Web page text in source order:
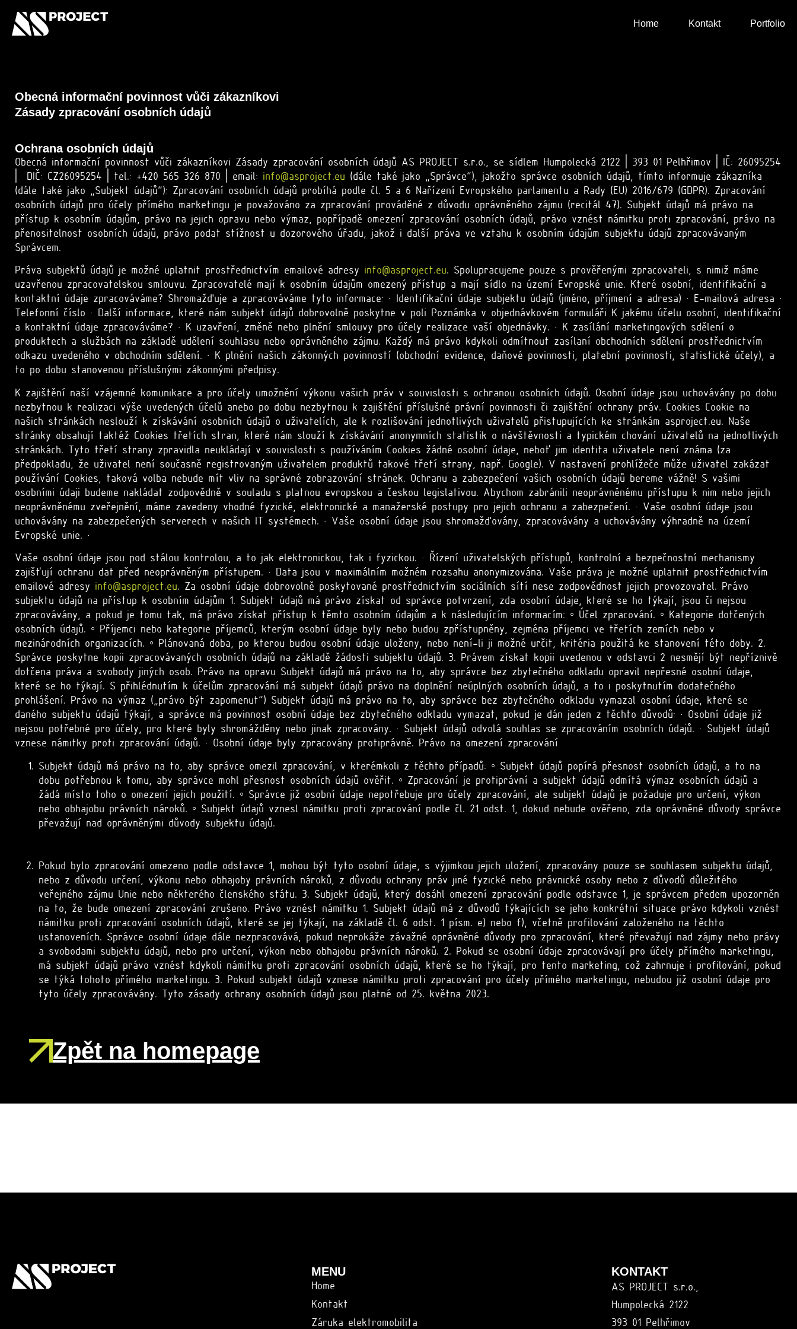
Home Kontakt Portfolio
Obecná informační povinnost vůči zákazníkovi
Zásady zpracování osobních údajů
Ochrana osobních údajů
Obecná informační povinnost vůči zákazníkovi Zásady zpracování osobních údajů AS PROJECT s.r.o., se sídlem Humpolecká 2122 | 393 01 Pelhřimov | IČ: 26095254
| DIČ: CZ26095254 | tel.: +420 565 326 870 | email: info@asproject.eu (dále také jako „Správce“), jakožto správce osobních údajů, tímto informuje zákazníka
(dále také jako „Subjekt údajů“): Zpracování osobních údajů probíhá podle čl. 5 a 6 Nařízení Evropského parlamentu a Rady (EU) 2016/679 (GDPR). Zpracování
osobních údajů pro účely přímého marketingu je považováno za zpracování prováděné z důvodu oprávněného zájmu (recitál 47). Subjekt údajů má právo na
přístup k osobním údajům, právo na jejich opravu nebo výmaz, popřípadě omezení zpracování osobních údajů, právo vznést námitku proti zpracování, právo na
přenositelnost osobních údajů, právo podat stížnost u dozorového úřadu, jakož i další práva ve vztahu k osobním údajům subjektu údajů zpracovávaným
Správcem.
Práva subjektů údajů je možné uplatnit prostřednictvím emailové adresy info@asproject.eu. Spolupracujeme pouze s prověřenými zpracovateli, s nimiž máme
uzavřenou zpracovatelskou smlouvu. Zpracovatelé mají k osobním údajům omezený přístup a mají sídlo na území Evropské unie. Které osobní, identifikační a
kontaktní údaje zpracováváme? Shromažďuje a zpracováváme tyto informace: • Identifikační údaje subjektu údajů (jméno, příjmení a adresa) • E-mailová adresa •
Telefonní číslo • Další informace, které nám subjekt údajů dobrovolně poskytne v poli Poznámka v objednávkovém formuláři K jakému účelu osobní, identifikační
a kontaktní údaje zpracováváme? • K uzavření, změně nebo plnění smlouvy pro účely realizace vaší objednávky. • K zasílání marketingových sdělení o
produktech a službách na základě udělení souhlasu nebo oprávněného zájmu. Každý má právo kdykoli odmítnout zasílaní obchodních sdělení prostřednictvím
odkazu uvedeného v obchodním sdělení. • K plnění našich zákonných povinností (obchodní evidence, daňové povinnosti, platební povinnosti, statistické účely), a
to po dobu stanovenou příslušnými zákonnými předpisy.
K zajištění naší vzájemné komunikace a pro účely umožnění výkonu vašich práv v souvislosti s ochranou osobních údajů. Osobní údaje jsou uchovávány po dobu
nezbytnou k realizaci výše uvedených účelů anebo po dobu nezbytnou k zajištění příslušné právní povinnosti či zajištění ochrany práv. Cookies Cookie na
našich stránkách neslouží k získávání osobních údajů o uživatelích, ale k rozlišování jednotlivých uživatelů přistupujících ke stránkám asproject.eu. Naše
stránky obsahují taktéž Cookies třetích stran, které nám slouží k získávání anonymních statistik o návštěvnosti a typickém chování uživatelů na jednotlivých
stránkách. Tyto třetí strany zpravidla neukládají v souvislosti s používáním Cookies žádné osobní údaje, neboť jim identita uživatele není známa (za
předpokladu, že uživatel není současně registrovaným uživatelem produktů takové třetí strany, např. Google). V nastavení prohlížeče může uživatel zakázat
používání Cookies, taková volba nebude mít vliv na správné zobrazování stránek. Ochranu a zabezpečení vašich osobních údajů bereme vážně! S vašimi
osobními údaji budeme nakládat zodpovědně v souladu s platnou evropskou a českou legislativou. Abychom zabránili neoprávněnému přístupu k nim nebo jejich
neoprávněnému zveřejnění, máme zavedeny vhodné fyzické, elektronické a manažerské postupy pro jejich ochranu a zabezpečení. • Vaše osobní údaje jsou
uchovávány na zabezpečených serverech v našich IT systémech. • Vaše osobní údaje jsou shromažďovány, zpracovávány a uchovávány výhradně na území
Evropské unie. •
Vaše osobní údaje jsou pod stálou kontrolou, a to jak elektronickou, tak i fyzickou. • Řízení uživatelských přístupů, kontrolní a bezpečnostní mechanismy
zajišťují ochranu dat před neoprávněným přístupem. • Data jsou v maximálním možném rozsahu anonymizována. Vaše práva je možné uplatnit prostřednictvím
emailové adresy info@asproject.eu. Za osobní údaje dobrovolně poskytované prostřednictvím sociálních sítí nese zodpovědnost jejich provozovatel. Právo
subjektu údajů na přístup k osobním údajům 1. Subjekt údajů má právo získat od správce potvrzení, zda osobní údaje, které se ho týkají, jsou či nejsou
zpracovávány, a pokud je tomu tak, má právo získat přístup k těmto osobním údajům a k následujícím informacím: ◦ Účel zpracování. ◦ Kategorie dotčených
osobních údajů. ◦ Příjemci nebo kategorie příjemců, kterým osobní údaje byly nebo budou zpřístupněny, zejména příjemci ve třetích zemích nebo v
mezinárodních organizacích. ◦ Plánovaná doba, po kterou budou osobní údaje uloženy, nebo není-li ji možné určit, kritéria použitá ke stanovení této doby. 2.
Správce poskytne kopii zpracovávaných osobních údajů na základě žádosti subjektu údajů. 3. Právem získat kopii uvedenou v odstavci 2 nesmějí být nepříznivě
dotčena práva a svobody jiných osob. Právo na opravu Subjekt údajů má právo na to, aby správce bez zbytečného odkladu opravil nepřesné osobní údaje,
které se ho týkají. S přihlédnutím k účelům zpracování má subjekt údajů právo na doplnění neúplných osobních údajů, a to i poskytnutím dodatečného
prohlášení. Právo na výmaz („právo být zapomenut“) Subjekt údajů má právo na to, aby správce bez zbytečného odkladu vymazal osobní údaje, které se
daného subjektu údajů týkají, a správce má povinnost osobní údaje bez zbytečného odkladu vymazat, pokud je dán jeden z těchto důvodů: • Osobní údaje již
nejsou potřebné pro účely, pro které byly shromážděny nebo jinak zpracovány. • Subjekt údajů odvolá souhlas se zpracováním osobních údajů. • Subjekt údajů
vznese námitky proti zpracování údajů. • Osobní údaje byly zpracovány protiprávně. Právo na omezení zpracování
Subjekt údajů má právo na to, aby správce omezil zpracování, v kterémkoli z těchto případů: ◦ Subjekt údajů popírá přesnost osobních údajů, a to na
dobu potřebnou k tomu, aby správce mohl přesnost osobních údajů ověřit. ◦ Zpracování je protiprávní a subjekt údajů odmítá výmaz osobních údajů a
žádá místo toho o omezení jejich použití. ◦ Správce již osobní údaje nepotřebuje pro účely zpracování, ale subjekt údajů je požaduje pro určení, výkon
nebo obhajobu právních nároků. ◦ Subjekt údajů vznesl námitku proti zpracování podle čl. 21 odst. 1, dokud nebude ověřeno, zda oprávněné důvody správce
převažují nad oprávněnými důvody subjektu údajů.
Pokud bylo zpracování omezeno podle odstavce 1, mohou být tyto osobní údaje, s výjimkou jejich uložení, zpracovány pouze se souhlasem subjektu údajů,
nebo z důvodu určení, výkonu nebo obhajoby právních nároků, z důvodu ochrany práv jiné fyzické nebo právnické osoby nebo z důvodů důležitého
veřejného zájmu Unie nebo některého členského státu. 3. Subjekt údajů, který dosáhl omezení zpracování podle odstavce 1, je správcem předem upozorněn
na to, že bude omezení zpracování zrušeno. Právo vznést námitku 1. Subjekt údajů má z důvodů týkajících se jeho konkrétní situace právo kdykoli vznést
námitku proti zpracování osobních údajů, které se jej týkají, na základě čl. 6 odst. 1 písm. e) nebo f), včetně profilování založeného na těchto
ustanoveních. Správce osobní údaje dále nezpracovává, pokud neprokáže závažné oprávněné důvody pro zpracování, které převažují nad zájmy nebo právy
a svobodami subjektu údajů, nebo pro určení, výkon nebo obhajobu právních nároků. 2. Pokud se osobní údaje zpracovávají pro účely přímého marketingu,
má subjekt údajů právo vznést kdykoli námitku proti zpracování osobních údajů, které se ho týkají, pro tento marketing, což zahrnuje i profilování, pokud
se týká tohoto přímého marketingu. 3. Pokud subjekt údajů vznese námitku proti zpracování pro účely přímého marketingu, nebudou již osobní údaje pro
tyto účely zpracovávány. Tyto zásady ochrany osobních údajů jsou platné od 25. května 2023.
Zpět na homepage
MENU
Home
Kontakt
Záruka elektromobilita
KONTAKT
AS PROJECT s.r.o.,
Humpolecká 2122
393 01 Pelhřimov